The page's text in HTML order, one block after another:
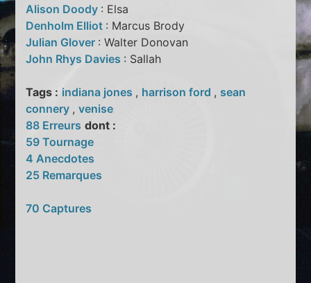
Alison Doody : Elsa
Denholm Elliot : Marcus Brody
Julian Glover : Walter Donovan
John Rhys Davies : Sallah
Tags : indiana jones , harrison ford , sean
connery ,venise
88 Erreurs dont :
59 Tournage
4 Anecdotes
25 Remarques
70 Captures